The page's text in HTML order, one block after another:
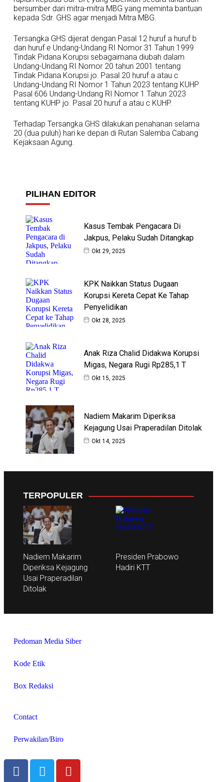
bersumber dari mitra-mitra MBG yang meminta bantuan
kepada Sdr. GHS agar menjadi Mitra MBG.
Tersangka GHS dijerat dengan Pasal 12 huruf a huruf b
dan huruf e Undang-Undang RI Nomor 31 Tahun 1999
Tindak Pidana Korupsi sebagaimana diubah dalam
Undang-Undang RI Nomor 20 tahun 2001 tentang
Tindak Pidana Korupsi jo. Pasal 20 huruf a atau c
Undang-Undang RI Nomor 1 Tahun 2023 tentang KUHP
Pasal 606 Undang-Undang RI Nomor 1 Tahun 2023
tentang KUHP jo. Pasal 20 huruf a atau c KUHP.
Terhadap Tersangka GHS dilakukan penahanan selama
20 (dua puluh) hari ke depan di Rutan Salemba Cabang
Kejaksaan Agung.
PILIHAN EDITOR
Kasus Tembak Pengacara Di
Jakpus, Pelaku Sudah Ditangkap
Okt 29, 2025
KPK Naikkan Status Dugaan
Korupsi Kereta Cepat Ke Tahap
Penyelidikan
Okt 28, 2025
Anak Riza Chalid Didakwa Korupsi
Migas, Negara Rugi Rp285,1 T
Okt 15, 2025
Nadiem Makarim Diperiksa
Kejagung Usai Praperadilan Ditolak
Okt 14, 2025
TERPOPULER
Nadiem Makarim
Diperiksa Kejagung
Usai Praperadilan
Ditolak
Presiden Prabowo
Hadiri KTT
Pedoman Media Siber
Kode Etik
Box Redaksi
Contact
Perwakilan/Biro